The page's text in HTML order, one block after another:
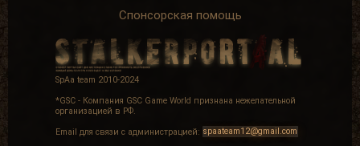
Спонсорская помощь
SpAa team 2010-2024
*GSC - Компания GSC Game World признана нежелательной
организацией в РФ.
Email для связи с администрацией: spaateam12@gmail.com